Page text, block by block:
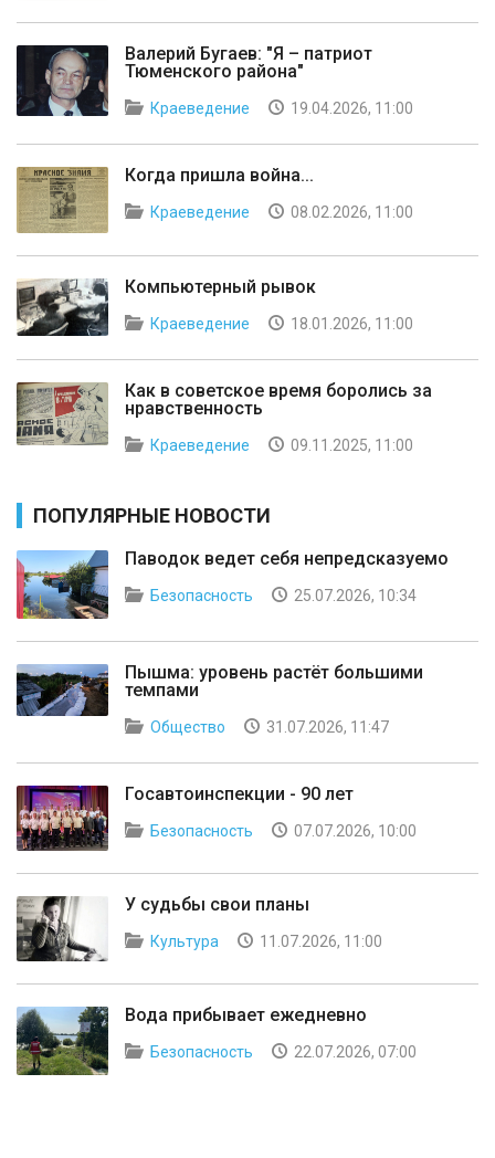
Валерий Бугаев: "Я – патриот
Тюменского района"
Краеведение 19.04.2026, 11:00
Когда пришла война...
Краеведение 08.02.2026, 11:00
Компьютерный рывок
Краеведение 18.01.2026, 11:00
Как в советское время боролись за
нравственность
Краеведение 09.11.2025, 11:00
ПОПУЛЯРНЫЕ НОВОСТИ
Паводок ведет себя непредсказуемо
Безопасность 25.07.2026, 10:34
Пышма: уровень растёт большими
темпами
Общество 31.07.2026, 11:47
Госавтоинспекции - 90 лет
Безопасность 07.07.2026, 10:00
У судьбы свои планы
Культура 11.07.2026, 11:00
Вода прибывает ежедневно
Безопасность 22.07.2026, 07:00